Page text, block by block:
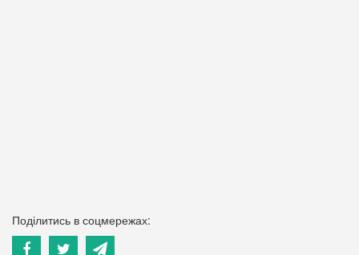
Поділитись в соцмережах: